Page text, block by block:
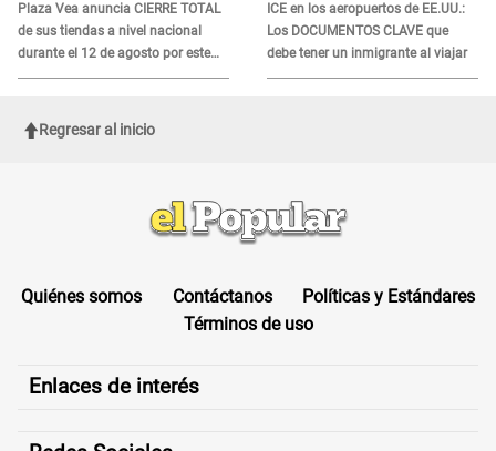
Plaza Vea anuncia CIERRE TOTAL
de sus tiendas a nivel nacional
durante el 12 de agosto por este
MOTIVO
ICE en los aeropuertos de EE.UU.:
Los DOCUMENTOS CLAVE que
debe tener un inmigrante al viajar
Regresar al inicio
Quiénes somos Contáctanos
Políticas y Estándares
Términos de uso
Enlaces de interés